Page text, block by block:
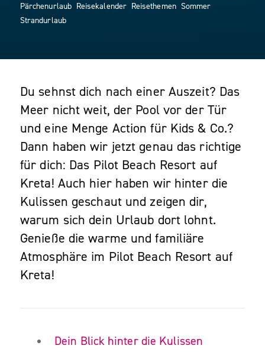
Pärchenurlaub Reisekalender Reisethemen Sommer
Strandurlaub
Du sehnst dich nach einer Auszeit? Das
Meer nicht weit, der Pool vor der Tür
und eine Menge Action für Kids & Co.?
Dann haben wir jetzt genau das richtige
für dich: Das Pilot Beach Resort auf
Kreta! Auch hier haben wir hinter die
Kulissen geschaut und zeigen dir,
warum sich dein Urlaub dort lohnt.
Genieße die warme und familiäre
Atmosphäre im Pilot Beach Resort auf
Kreta!
Dein Blick hinter die Kulissen